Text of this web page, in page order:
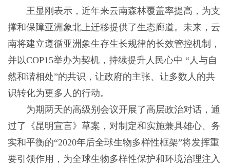
王显刚表示，近年来云南森林覆盖率提高，为支
撑和保障亚洲象北上迁移提供了生态廊道。未来，云
南将建立遵循亚洲象生存生长规律的长效管控机制，
并以COP15举办为契机，持续提升人民心中 “人与自
然和谐相处”的共识，让政府的主张、让多数人的共
识转化为更多人的行动。
为期两天的高级别会议开展了高层政治对话，通
过了《昆明宣言》草案，对制定和实施兼具雄心、务
实和平衡的“2020年后全球生物多样性框架”将发挥重
要引领作用，为全球生物多样性保护和环境治理注入